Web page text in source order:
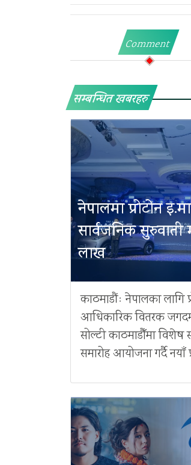
Comment
सम्बन्धित खबरहरु
नेपालमा प्रोटोन
सार्वजनिक
लाख
काठमाडौंः नेपालका लागि
आधिकारिक वितरक
सोल्टी काठमाडौँमा
समारोह आयोजना गर्दै नयाँ